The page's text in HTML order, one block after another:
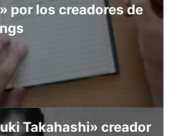
por los creadores de
Takahashi» creador